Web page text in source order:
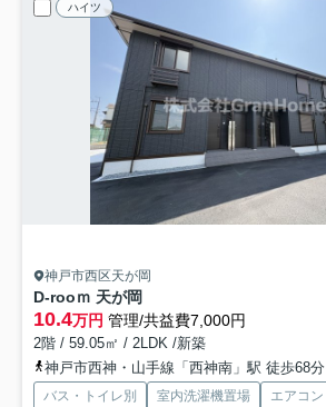
ハイツ
神戸市西区天が岡
D-rooｍ 天が岡
10.4万円 管理/共益費7,000円
2階 / 59.05㎡ / 2LDK /新築
神戸市西神・山手線「西神南」駅 徒歩68分
バス・トイレ別 室内洗濯機置場 エアコン